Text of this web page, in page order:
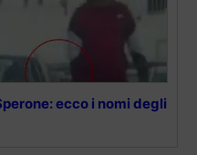
ecco i nomi degli